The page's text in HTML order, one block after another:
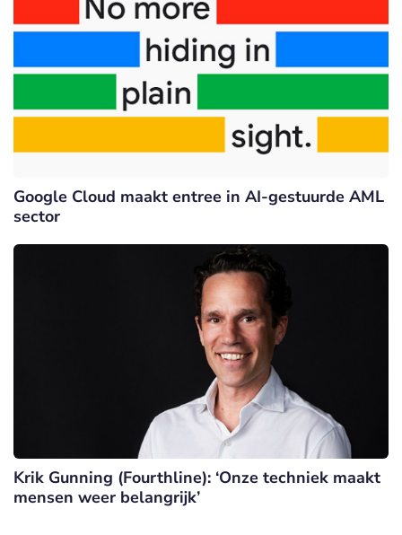
Google Cloud maakt entree in AI-gestuurde AML
sector
Krik Gunning (Fourthline): ‘Onze techniek maakt
mensen weer belangrijk’